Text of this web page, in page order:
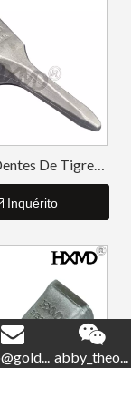
De Tigre
EC360TL
Inquérito
abby_theo...